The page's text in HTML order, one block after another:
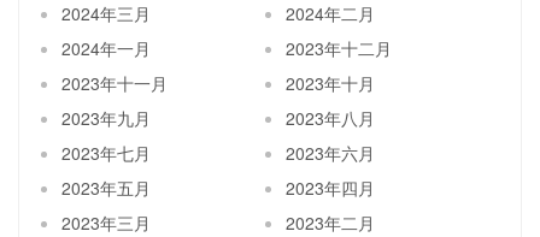
2024年三月
2024年二月
2024年一月
2023年十二月
2023年十一月
2023年十月
2023年九月
2023年八月
2023年七月
2023年六月
2023年五月
2023年四月
2023年三月
2023年二月